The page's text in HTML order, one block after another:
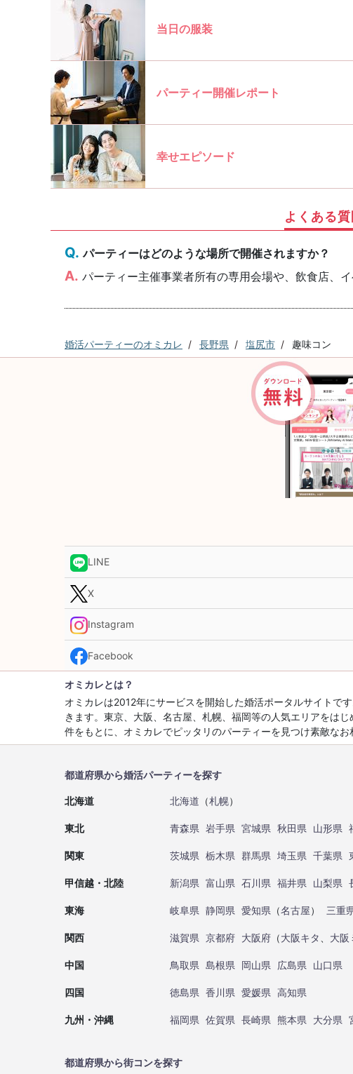
当日の服装
パーティー開催レポート
幸せエピソード
よくある質
パーティーはどのような場所で開催されますか？
パーティー主催事業者所有の専用会場や、飲食店、
婚活パーティーのオミカレ 長野県 塩尻市 趣味コン
LINE
X
Instagram
Facebook
オミカレとは？
オミカレは2012年にサービスを開始した婚活ポータルサイトで
きます。東京、大阪、名古屋、札幌、福岡等の人気エリアをは
件をもとに、オミカレでピッタリのパーティーを見つけ素敵なお
都道府県から婚活パーティーを探す
北海道 北海道 （札幌）
東北 青森県 岩手県 宮城県 秋田県 山形県
関東 茨城県 栃木県 群馬県 埼玉県 千葉県
甲信越・北陸 新潟県 富山県 石川県 福井県 山梨県
東海 岐阜県 静岡県 愛知県 （名古屋） 三重
関西 滋賀県 京都府 大阪府 （大阪キタ、 大阪
中国 鳥取県 島根県 岡山県 広島県 山口県
四国 徳島県 香川県 愛媛県 高知県
九州・沖縄 福岡県 佐賀県 長崎県 熊本県 大分県
都道府県から街コンを探す